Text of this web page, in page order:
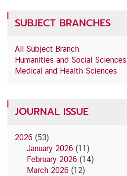
SUBJECT BRANCHES
All Subject Branch
Humanities and Social Sciences
Medical and Health Sciences
JOURNAL ISSUE
2026 (53)
January 2026 (11)
February 2026 (14)
March 2026 (12)